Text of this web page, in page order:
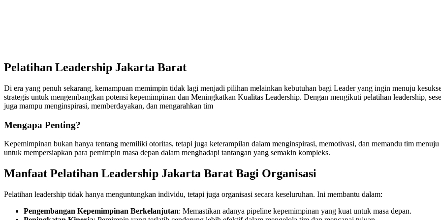
Pelatihan Leadership Jakarta Barat
Di era yang penuh sekarang, kemampuan memimpin tidak lagi menjadi pilihan melainkan kebutuhan bagi Leader yang ingin menuju
strategis untuk mengembangkan potensi kepemimpinan dan Meningkatkan Kualitas Leadership. Dengan mengikuti pelatihan leadership,
juga mampu menginspirasi, memberdayakan, dan mengarahkan tim
Mengapa Penting?
Kepemimpinan bukan hanya tentang memiliki otoritas, tetapi juga keterampilan dalam menginspirasi, memotivasi, dan memandu tim
untuk mempersiapkan para pemimpin masa depan dalam menghadapi tantangan yang semakin kompleks.
Manfaat Pelatihan Leadership Jakarta Barat Bagi Organisasi
Pelatihan leadership tidak hanya menguntungkan individu, tetapi juga organisasi secara keseluruhan. Ini membantu dalam:
Pengembangan Kepemimpinan Berkelanjutan: Memastikan adanya pipeline kepemimpinan yang kuat untuk masa depan.